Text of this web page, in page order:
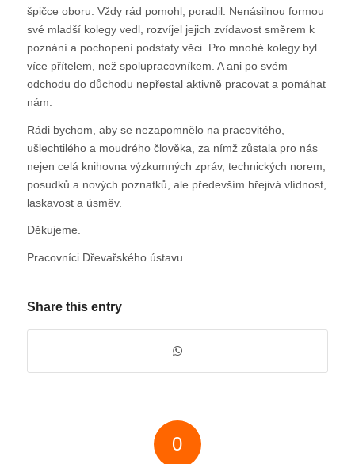
špičce oboru. Vždy rád pomohl, poradil. Nenásilnou formou
své mladší kolegy vedl, rozvíjel jejich zvídavost směrem k
poznání a pochopení podstaty věci. Pro mnohé kolegy byl
více přítelem, než spolupracovníkem. A ani po svém
odchodu do důchodu nepřestal aktivně pracovat a pomáhat
nám.
Rádi bychom, aby se nezapomnělo na pracovitého,
ušlechtilého a moudrého člověka, za nímž zůstala pro nás
nejen celá knihovna výzkumných zpráv, technických norem,
posudků a nových poznatků, ale především hřejivá vlídnost,
laskavost a úsměv.
Děkujeme.
Pracovníci Dřevařského ústavu
Share this entry
0